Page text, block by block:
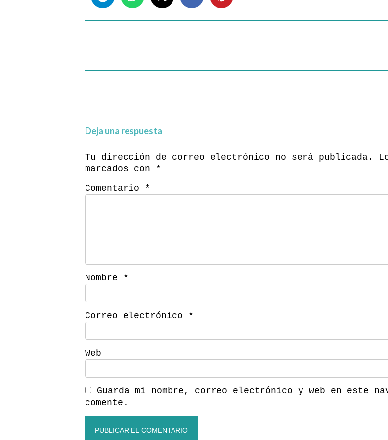
Deja una respuesta
Tu dirección de correo electrónico no será publicada.
marcados con *
Comentario *
Nombre *
Correo electrónico *
Web
Guarda mi nombre, correo electrónico y web en este
comente.